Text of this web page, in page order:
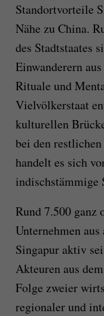
Standortvorteile
Nähe zu China.
des Stadtstaates
Einwanderern
Rituale und
Vielvölkerstaat
kulturellen
bei den
handelt es sich
indischstämmige
Rund 7.500 ganz
Unternehmen
Singapur aktiv
Akteuren aus
Folge zweier
regionaler und